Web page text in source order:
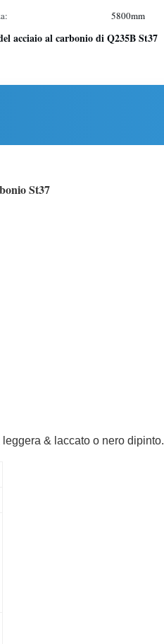
5800mm
acciaio al carbonio di Q235B St37
St37
& laccato o nero dipinto.